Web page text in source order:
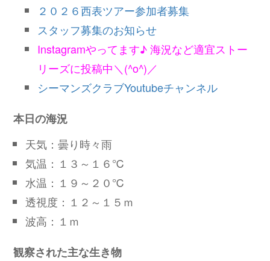
２０２６西表ツアー参加者募集
スタッフ募集のお知らせ
Instagramやってます♪ 海況など適宜ストー
リーズに投稿中＼(^o^)／
シーマンズクラブYoutubeチャンネル
本日の海況
天気：曇り時々雨
気温：１３～１６℃
水温：１９～２０℃
透視度：１２～１５ｍ
波高：１ｍ
観察された主な生き物